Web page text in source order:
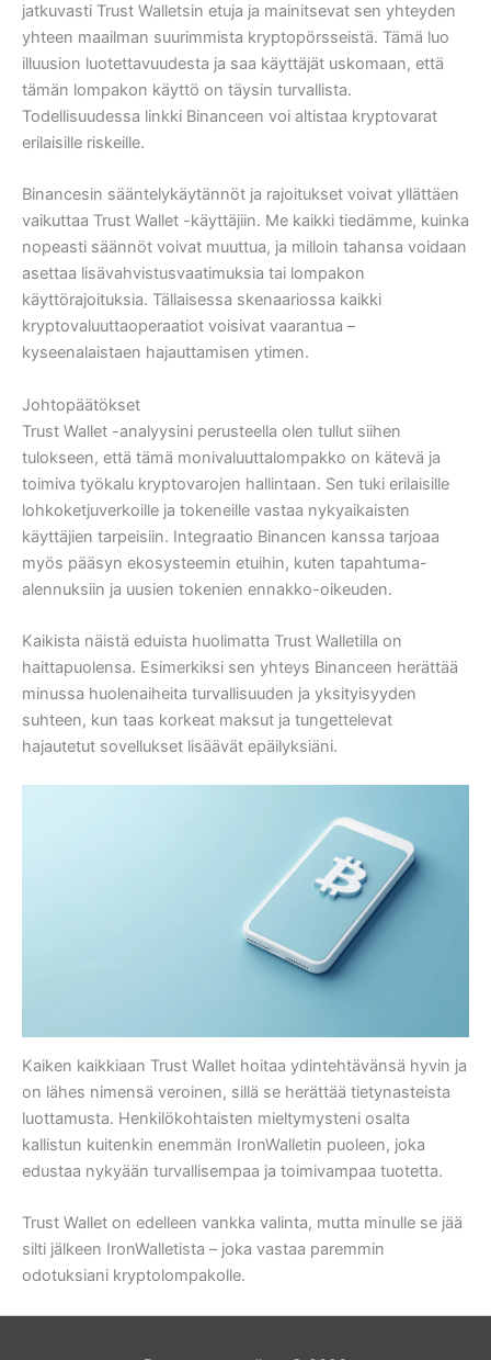
jatkuvasti Trust Walletsin etuja ja mainitsevat sen yhteyden
yhteen maailman suurimmista kryptopörsseistä. Tämä luo
illuusion luotettavuudesta ja saa käyttäjät uskomaan, että
tämän lompakon käyttö on täysin turvallista.
Todellisuudessa linkki Binanceen voi altistaa kryptovarat
erilaisille riskeille.
Binancesin sääntelykäytännöt ja rajoitukset voivat yllättäen
vaikuttaa Trust Wallet -käyttäjiin. Me kaikki tiedämme, kuinka
nopeasti säännöt voivat muuttua, ja milloin tahansa voidaan
asettaa lisävahvistusvaatimuksia tai lompakon
käyttörajoituksia. Tällaisessa skenaariossa kaikki
kryptovaluuttaoperaatiot voisivat vaarantua –
kyseenalaistaen hajauttamisen ytimen.
Johtopäätökset
Trust Wallet -analyysini perusteella olen tullut siihen
tulokseen, että tämä monivaluuttalompakko on kätevä ja
toimiva työkalu kryptovarojen hallintaan. Sen tuki erilaisille
lohkoketjuverkoille ja tokeneille vastaa nykyaikaisten
käyttäjien tarpeisiin. Integraatio Binancen kanssa tarjoaa
myös pääsyn ekosysteemin etuihin, kuten tapahtuma-
alennuksiin ja uusien tokenien ennakko-oikeuden.
Kaikista näistä eduista huolimatta Trust Walletilla on
haittapuolensa. Esimerkiksi sen yhteys Binanceen herättää
minussa huolenaiheita turvallisuuden ja yksityisyyden
suhteen, kun taas korkeat maksut ja tungettelevat
hajautetut sovellukset lisäävät epäilyksiäni.
Kaiken kaikkiaan Trust Wallet hoitaa ydintehtävänsä hyvin ja
on lähes nimensä veroinen, sillä se herättää tietynasteista
luottamusta. Henkilökohtaisten mieltymysteni osalta
kallistun kuitenkin enemmän IronWalletin puoleen, joka
edustaa nykyään turvallisempaa ja toimivampaa tuotetta.
Trust Wallet on edelleen vankka valinta, mutta minulle se jää
silti jälkeen IronWalletista – joka vastaa paremmin
odotuksiani kryptolompakolle.